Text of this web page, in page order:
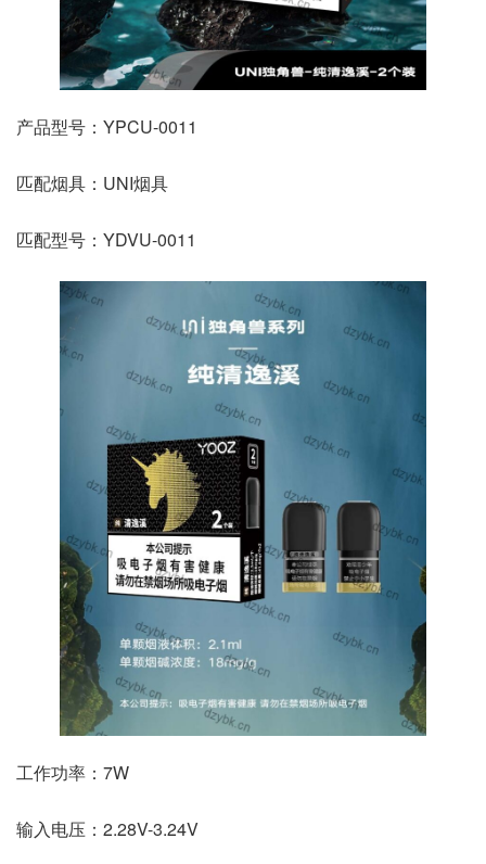
产品型号：YPCU-0011
匹配烟具：UNI烟具
匹配型号：YDVU-0011
工作功率：7W
输入电压：2.28V-3.24V